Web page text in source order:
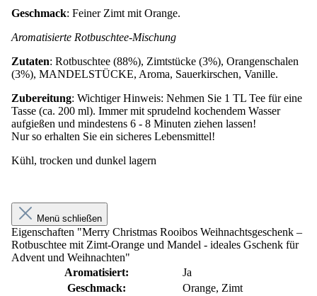
Geschmack: Feiner Zimt mit Orange.
Aromatisierte Rotbuschtee-Mischung
Zutaten: Rotbuschtee (88%), Zimtstücke (3%), Orangenschalen
(3%), MANDELSTÜCKE, Aroma, Sauerkirschen, Vanille.
Zubereitung: Wichtiger Hinweis: Nehmen Sie 1 TL Tee für eine
Tasse (ca. 200 ml). Immer mit sprudelnd kochendem Wasser
aufgießen und mindestens 6 - 8 Minuten ziehen lassen!
Nur so erhalten Sie ein sicheres Lebensmittel!
Kühl, trocken und dunkel lagern
Menü schließen
Eigenschaften "Merry Christmas Rooibos Weihnachtsgeschenk –
Rotbuschtee mit Zimt-Orange und Mandel - ideales Gschenk für
Advent und Weihnachten"
Aromatisiert:
Ja
Geschmack:
Orange, Zimt